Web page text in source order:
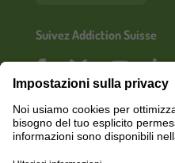
Suivez Addiction Suisse